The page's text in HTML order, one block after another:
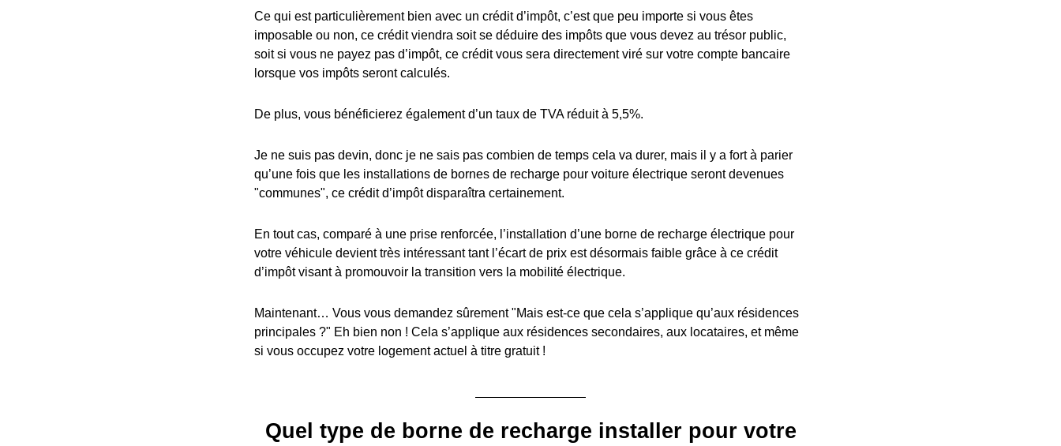
Ce qui est particulièrement bien avec un crédit d’impôt, c’est que peu importe si vous êtes
imposable ou non, ce crédit viendra soit se déduire des impôts que vous devez au trésor public,
soit si vous ne payez pas d’impôt, ce crédit vous sera directement viré sur votre compte bancaire
lorsque vos impôts seront calculés.
De plus, vous bénéficierez également d’un taux de TVA réduit à 5,5%.
Je ne suis pas devin, donc je ne sais pas combien de temps cela va durer, mais il y a fort à parier
qu’une fois que les installations de bornes de recharge pour voiture électrique seront devenues
"communes", ce crédit d’impôt disparaîtra certainement.
En tout cas, comparé à une prise renforcée, l’installation d’une borne de recharge électrique pour
votre véhicule devient très intéressant tant l’écart de prix est désormais faible grâce à ce crédit
d’impôt visant à promouvoir la transition vers la mobilité électrique.
Maintenant… Vous vous demandez sûrement "Mais est-ce que cela s’applique qu’aux résidences
principales ?" Eh bien non ! Cela s’applique aux résidences secondaires, aux locataires, et même
si vous occupez votre logement actuel à titre gratuit !
Quel type de borne de recharge installer pour votre